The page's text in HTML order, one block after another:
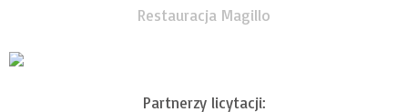
Restauracja Magillo
Partnerzy licytacji: